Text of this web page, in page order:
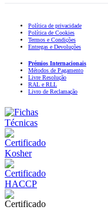
Política de privacidade
Política de Cookies
Termos e Condições
Entregas e Devoluções
Prémios Internacionais
Métodos de Pagamento
Livre Resolução
RAL e RLL
Livro de Reclamação